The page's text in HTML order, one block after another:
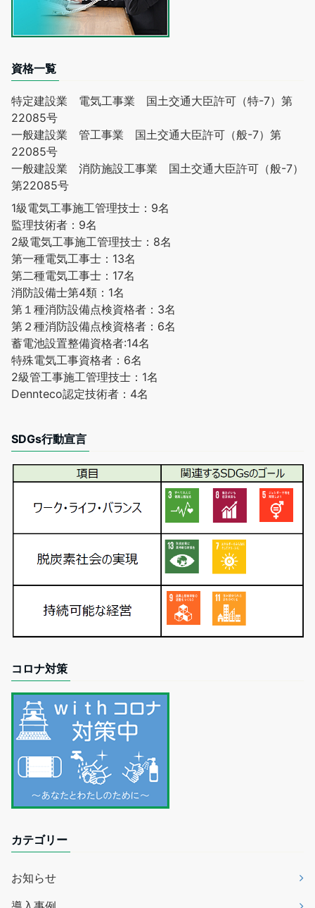
資格一覧
特定建設業 電気工事業 国土交通大臣許可（特-7）第
22085号
一般建設業 管工事業 国土交通大臣許可（般-7）第
22085号
一般建設業 消防施設工事業 国土交通大臣許可（般-7）
第22085号
1級電気工事施工管理技士：9名
監理技術者：9名
2級電気工事施工管理技士：8名
第一種電気工事士：13名
第二種電気工事士：17名
消防設備士第4類：1名
第１種消防設備点検資格者：3名
第２種消防設備点検資格者：6名
蓄電池設置整備資格者:14名
特殊電気工事資格者：6名
2級管工事施工管理技士：1名
Dennteco認定技術者：4名
SDGs行動宣言
コロナ対策
カテゴリー
お知らせ